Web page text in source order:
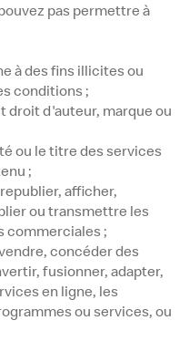
pas permettre à
à des fins illicites ou
conditions ;
droit d'auteur, marque ou
ou le titre des services
;
afficher,
ou transmettre les
commerciales ;
concéder des
fusionner, adapter,
en ligne, les
ou services, ou